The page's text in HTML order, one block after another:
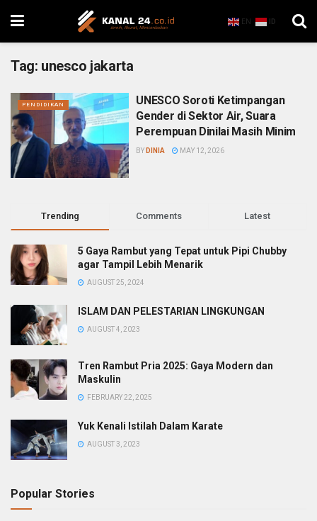
EN ID
Tag: unesco jakarta
PENDIDIKAN
UNESCO Soroti Ketimpangan
Gender di Sektor Air, Suara
Perempuan Dinilai Masih Minim
BY DINIA MAY 12, 2026
Trending Comments Latest
5 Gaya Rambut yang Tepat untuk Pipi Chubby
agar Tampil Lebih Menarik
AUGUST 25, 2024
ISLAM DAN PELESTARIAN LINGKUNGAN
AUGUST 4, 2023
Tren Rambut Pria 2025: Gaya Modern dan
Maskulin
FEBRUARY 22, 2025
Yuk Kenali Istilah Dalam Karate
AUGUST 3, 2023
Popular Stories